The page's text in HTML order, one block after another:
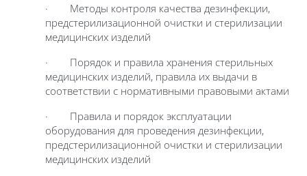
· Методы контроля качества дезинфекции,
предстерилизационной очистки и стерилизации
медицинских изделий
· Порядок и правила хранения стерильных
медицинских изделий, правила их выдачи в
соответствии с нормативными правовыми актами
· Правила и порядок эксплуатации
оборудования для проведения дезинфекции,
предстерилизационной очистки и стерилизации
медицинских изделий